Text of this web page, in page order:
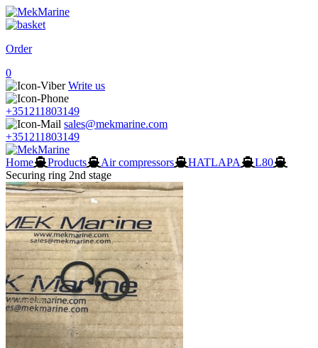
Order
0
Write us
+351211803149
sales@mekmarine.com
+351211803149
Home Products Air compressors HATLAPA
L80
Securing ring 2nd stage